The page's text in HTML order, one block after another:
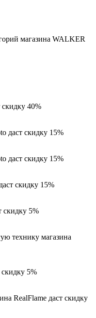
магазина WALKER
40%
даст скидку 15%
даст скидку 15%
скидку 15%
скидку 5%
технику магазина
5%
RealFlame даст скидку